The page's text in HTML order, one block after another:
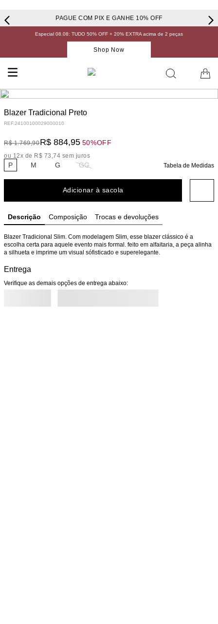
PAGUE COM PIX E GANHE 10% OFF
Especial 08.08: TUDO 50% OFF + 20% EXTRA acima de 2 peças
Shop Now
Blazer Tradicional Preto
REF.24100100029000010
R$ 1.769,90R$ 884,95 50%OFF
ou 12x de R$ 73 ,74 sem juros
P M G GG Tabela de Medidas
Adicionar à sacola
Descrição Composição Trocas e devoluções
Blazer Tradicional Slim. Com modelagem Slim, esse blazer clássico é a
escolha certa para aquele evento mais formal. feito em alfaitaria, a peça alinha
a silhueta e imprime um visual sófisticado e superelegante.
Entrega
Verifique as demais opções de entrega abaixo: